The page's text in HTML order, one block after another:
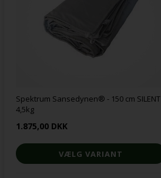
Spektrum Sansedynen® - 150 cm SILENT
4,5kg
1.875,00 DKK
VÆLG VARIANT